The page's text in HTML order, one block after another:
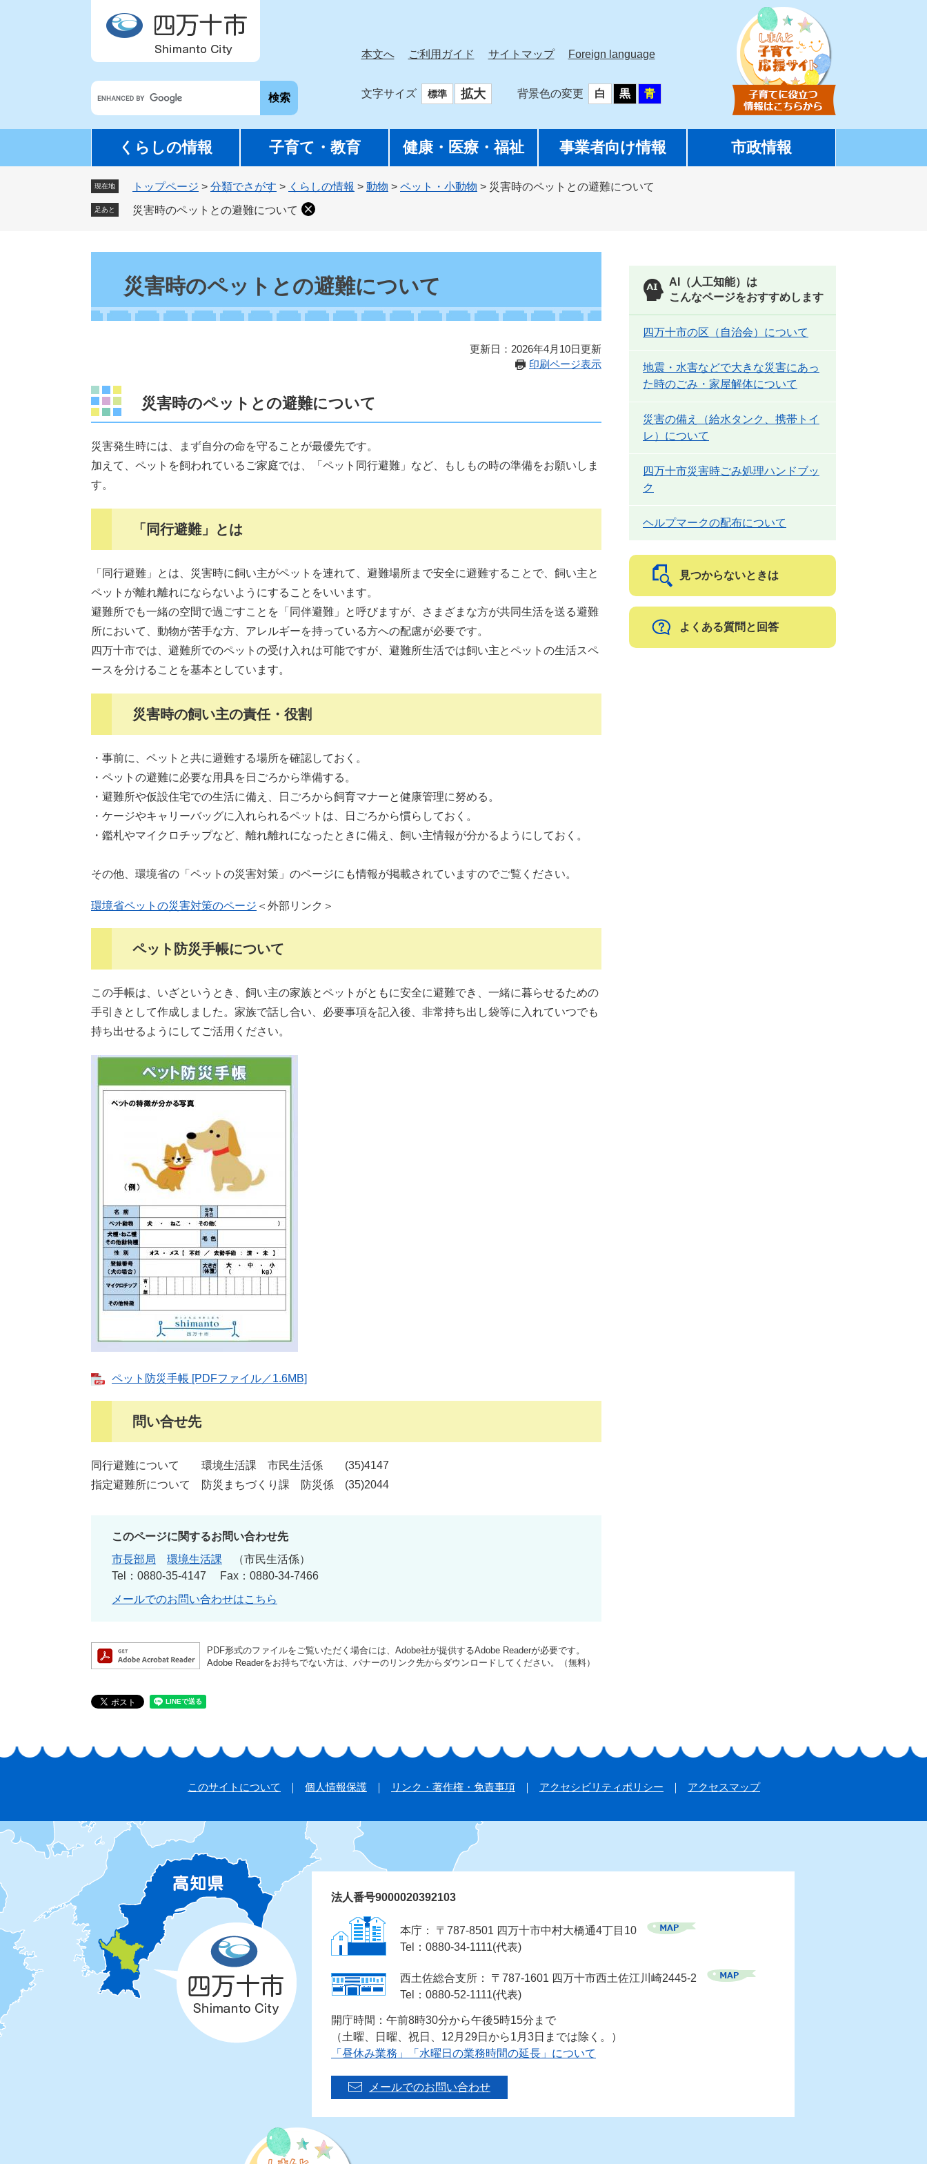
G
カ
ス
検
本文へ ご利用ガイド サイトマップ Foreign language
文字サイズ 標準 拡大 背景色の変更 白 黒 青
くらしの情報 子育て・教育 健康・医療・福祉 事業者向け情報 市政情報
現在地 トップページ > 分類でさがす > くらしの情報 > 動物 > ペット・小動物 > 災害時のペットとの避難について
足あと 災害時のペットとの避難について
災害時のペットとの避難について
更新日：2026年4月10日更新
印刷ページ表示
災害時のペットとの避難について
災害発生時には、まず自分の命を守ることが最優先です。
加えて、ペットを飼われているご家庭では、「ペット同行避難」など、もしもの時の準備をお願いしま
す。
「同行避難」とは
「同行避難」とは、災害時に飼い主がペットを連れて、避難場所まで安全に避難することで、飼い主と
ペットが離れ離れにならないようにすることをいいます。
避難所でも一緒の空間で過ごすことを「同伴避難」と呼びますが、さまざまな方が共同生活を送る避難
所において、動物が苦手な方、アレルギーを持っている方への配慮が必要です。
四万十市では、避難所でのペットの受け入れは可能ですが、避難所生活では飼い主とペットの生活スペ
ースを分けることを基本としています。
災害時の飼い主の責任・役割
・事前に、ペットと共に避難する場所を確認しておく。
・ペットの避難に必要な用具を日ごろから準備する。
・避難所や仮設住宅での生活に備え、日ごろから飼育マナーと健康管理に努める。
・ケージやキャリーバッグに入れられるペットは、日ごろから慣らしておく。
・鑑札やマイクロチップなど、離れ離れになったときに備え、飼い主情報が分かるようにしておく。
その他、環境省の「ペットの災害対策」のページにも情報が掲載されていますのでご覧ください。
環境省ペットの災害対策のページ ＜外部リンク＞
ペット防災手帳について
この手帳は、いざというとき、飼い主の家族とペットがともに安全に避難でき、一緒に暮らせるための
手引きとして作成しました。家族で話し合い、必要事項を記入後、非常持ち出し袋等に入れていつでも
持ち出せるようにしてご活用ください。
ペット防災手帳 [PDFファイル／1.6MB]
問い合せ先
同行避難について 環境生活課 市民生活係 (35)4147
指定避難所について 防災まちづくり課 防災係 (35)2044
このページに関するお問い合わせ先
市長部局
環境生活課
市民生活係
Tel：0880-35-4147
Fax：0880-34-7466
メールでのお問い合わせはこちら
PDF形式のファイルをご覧いただく場合には、Adobe社が提供するAdobe Readerが必要です。
Adobe Readerをお持ちでない方は、バナーのリンク先からダウンロードしてください。（無料）
AI（人工知能）は
こんなページをおすすめします
四万十市の区（自治会）について
地震・水害などで大きな災害にあっ
た時のごみ・家屋解体について
災害の備え（給水タンク、携帯トイ
レ）について
四万十市災害時ごみ処理ハンドブッ
ク
ヘルプマークの配布について
見つからないときは
よくある質問と回答
このサイトについて 個人情報保護 リンク・著作権・免責事項 アクセシビリティポリシー アクセスマップ
法人番号9000020392103
本庁： 〒787-8501 四万十市中村大橋通4丁目10
Tel：0880-34-1111(代表)
西土佐総合支所： 〒787-1601 四万十市西土佐江川崎2445-2
Tel：0880-52-1111(代表)
開庁時間：午前8時30分から午後5時15分まで
（土曜、日曜、祝日、12月29日から1月3日までは除く。）
「昼休み業務」「水曜日の業務時間の延長」について
メールでのお問い合わせ